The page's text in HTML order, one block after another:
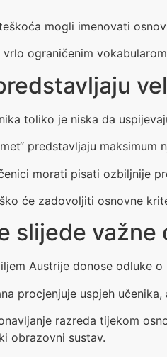
mogli imenovati
ograničenim
toliko je niska da
predstavljaju
morati pisati ozbiljnije
će zadovoljiti osnovne
slijede važne
Austrije donose odluke
procjenjuje uspjeh
razreda tijekom
obrazovni sustav.